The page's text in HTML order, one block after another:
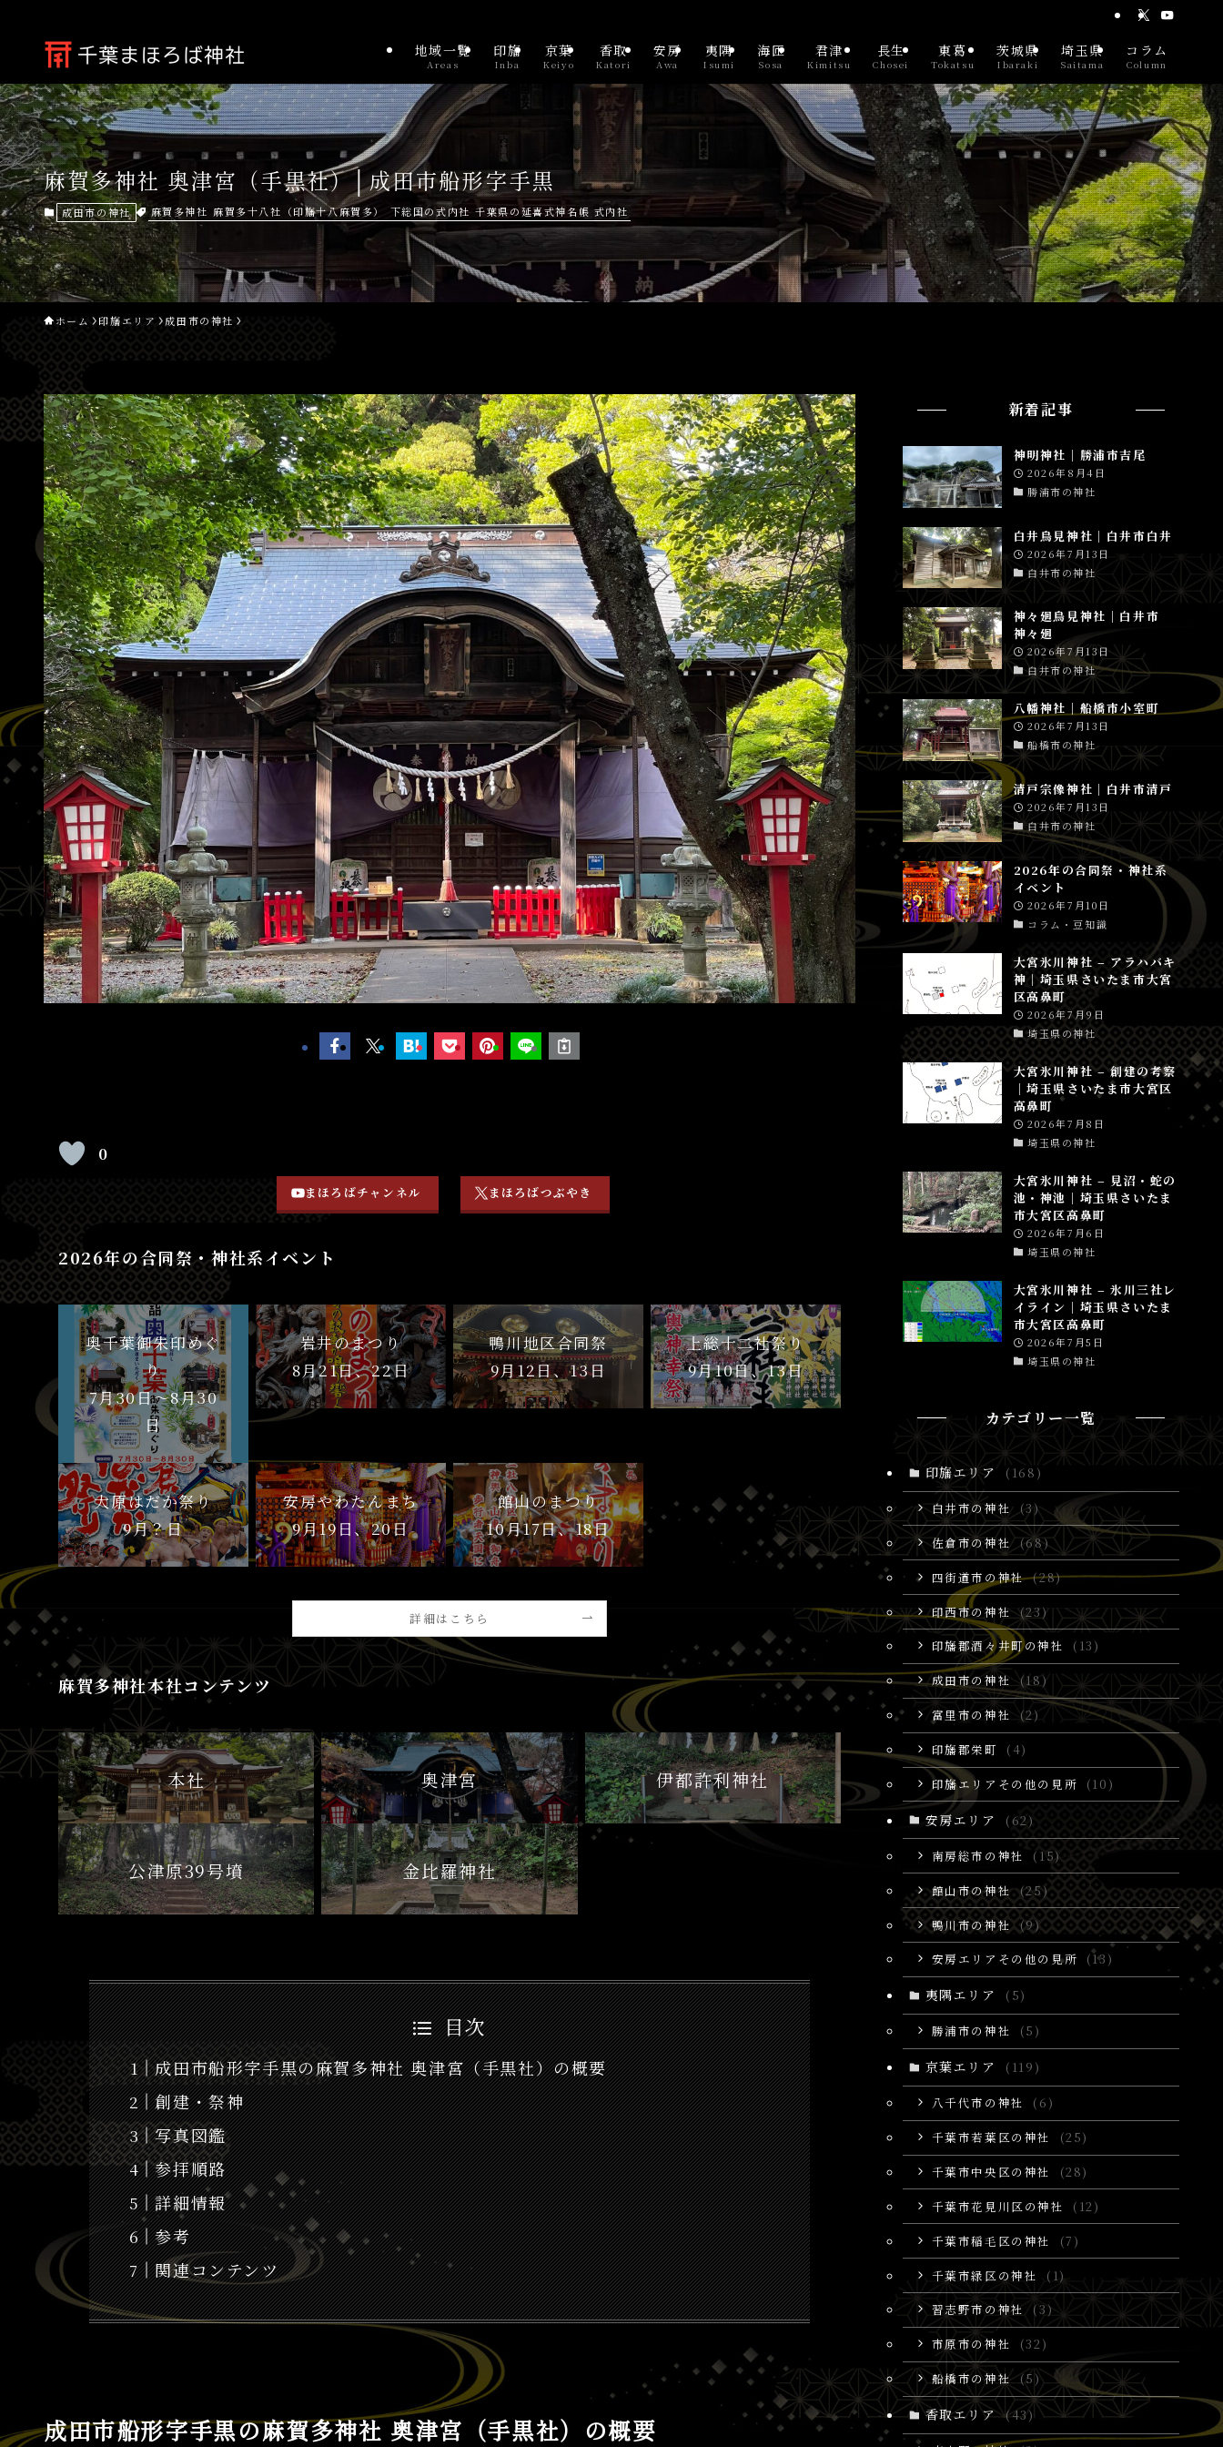
地域一覧
Areas
印旛
Inba
京葉
Keiyo
香取
Katori
安房
Awa
夷隅
Isumi
海匝
Sosa
君津
Kimitsu
長生
Chosei
東葛
Tokatsu
茨城県
Ibaraki
埼玉県
Saitama
コラム
Column
麻賀多神社 奥津宮（手黒社）│成田市船形字手黒
成田市の神社 麻賀多神社 麻賀多十八社（印旛十八麻賀多） 下総国の式内社 千葉県の延喜式神名帳 式内社
ホーム 印旛エリア 成田市の神社
0
まほろばチャンネル まほろばつぶやき
2026年の合同祭・神社系イベント
奥千葉御朱印めぐ
り
7月30日〜8月30
日
岩井のまつり
8月21日、22日
鴨川地区合同祭
9月12日、13日
上総十二社祭り
9月10日、13日
大原はだか祭り
9月？日
安房やわたんまち
9月19日、20日
館山のまつり
10月17日、18日
詳細はこちら
麻賀多神社本社コンテンツ
本社 奥津宮 伊都許利神社
公津原39号墳 金比羅神社
目次
成田市船形字手黒の麻賀多神社 奥津宮（手黒社）の概要
創建・祭神
写真図鑑
参拝順路
詳細情報
参考
関連コンテンツ
成田市船形字手黒の麻賀多神社 奥津宮（手黒社）の概要
新着記事
神明神社│勝浦市吉尾
2026年8月4日
勝浦市の神社
白井鳥見神社│白井市白井
2026年7月13日
白井市の神社
神々廻鳥見神社│白井市
神々廻
2026年7月13日
白井市の神社
八幡神社│船橋市小室町
2026年7月13日
船橋市の神社
清戸宗像神社│白井市清戸
2026年7月13日
白井市の神社
2026年の合同祭・神社系
イベント
2026年7月10日
コラム・豆知識
大宮氷川神社 – アラハバキ
神│埼玉県さいたま市大宮
区高鼻町
2026年7月9日
埼玉県の神社
大宮氷川神社 – 創建の考察
│埼玉県さいたま市大宮区
高鼻町
2026年7月8日
埼玉県の神社
大宮氷川神社 – 見沼・蛇の
池・神池│埼玉県さいたま
市大宮区高鼻町
2026年7月6日
埼玉県の神社
大宮氷川神社 – 氷川三社レ
イライン│埼玉県さいたま
市大宮区高鼻町
2026年7月5日
埼玉県の神社
カテゴリー一覧
印旛エリア (168)
白井市の神社
(3)
佐倉市の神社 (68)
四街道市の神社 (28)
印西市の神社 (23)
印旛郡酒々井町の神社
(13)
成田市の神社
(18)
富里市の神社
(2)
印旛郡栄町
(4)
印旛エリアその他の見所
(10)
安房エリア (62)
南房総市の神社
(15)
館山市の神社 (25)
鴨川市の神社 (9)
安房エリアその他の見所
(13)
夷隅エリア (5)
勝浦市の神社 (5)
京葉エリア (119)
八千代市の神社
(6)
千葉市若葉区の神社
(25)
千葉市中央区の神社
(28)
千葉市花見川区の神社
(12)
千葉市稲毛区の神社
(7)
千葉市緑区の神社
(1)
習志野市の神社
(3)
市原市の神社
(32)
船橋市の神社 (5)
香取エリア (43)